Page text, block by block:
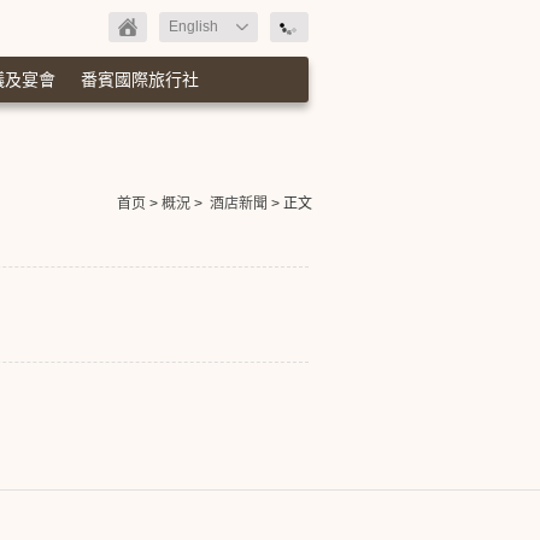
English
及宴會 番賓國際旅行社
首页 > 概況 > 酒店新聞 > 正文